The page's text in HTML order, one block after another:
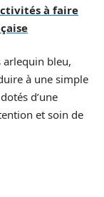
à faire
arlequin bleu,
à une simple
d’une
et soin de